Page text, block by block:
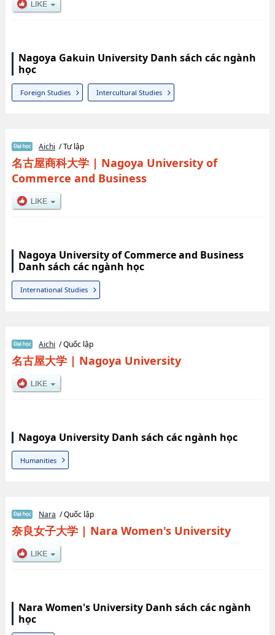
Nagoya Gakuin University Danh sách các ngành
học
Foreign Studies Intercultural Studies
Aichi / Tư lập
名古屋商科大学| Nagoya University of
Commerce and Business
Nagoya University of Commerce and Business
Danh sách các ngành học
International Studies
Aichi / Quốc lập
名古屋大学| Nagoya University
Nagoya University Danh sách các ngành học
Humanities
Nara / Quốc lập
奈良女子大学| Nara Women's University
Nara Women's University Danh sách các ngành
học